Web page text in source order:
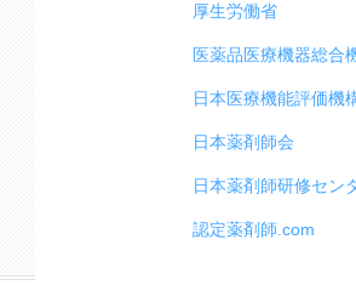
厚生労働省
医薬品医療機器総合
日本医療機能評価機
日本薬剤師会
日本薬剤師研修セン
認定薬剤師.com